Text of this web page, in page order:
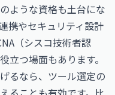
のような資格も土台にな
携やセキュリティ設計
（シスコ技術者認
立つ場面もあります。
るなら、ツール選定の